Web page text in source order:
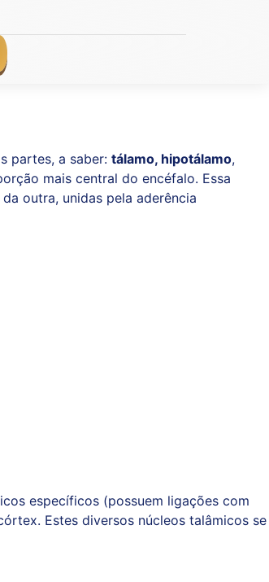
partes, a saber: tálamo, hipotálamo,
mais central do encéfalo. Essa
outra, unidas pela aderência
específicos (possuem ligações com
Estes diversos núcleos talâmicos se